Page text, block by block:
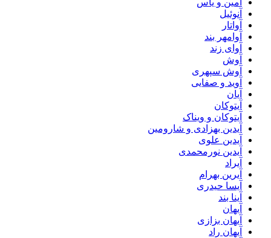
آمین و یاس
آنوئیل
آواتار
آوامهر بند
آوای زند
آوش
آوش سپهری
آوید و صفایی
آیان
آیتوکان
آیتوکان و ویناک
آیدین بهزادی و شارومین
آیدین علوی
آیدین نورمحمدی
آیراد
آیرین بهرام
آیسا حیدری
آینا بند
آیهان
آیهان بزازی
آیهان راد